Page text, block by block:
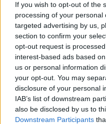
If you wish to opt-out of the
processing of your
targeted advertising by us,
section to confirm your
opt-out request is
interest-based ads based
us or personal information
your opt-out. You may
disclosure of your personal
IAB’s list of downstream
also be disclosed by us to
Downstream Participants
Statistikat/ Gjysma e
familjeve në Shqipëri janë
me persona mbi 60-vjeç